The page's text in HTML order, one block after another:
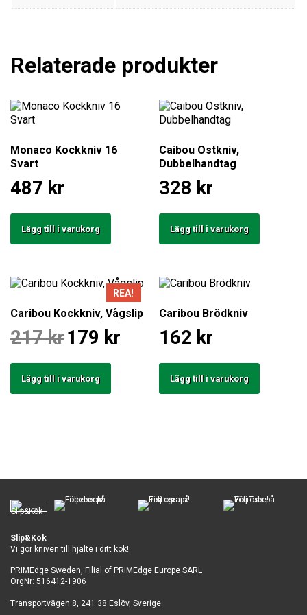
Relaterade produkter
Monaco Kockkniv 16
Svart
487 kr
Lägg till i varukorg
Caibou Ostkniv,
Dubbelhandtag
328 kr
Lägg till i varukorg
REA!
Caribou Kockkniv, Vågslip
217kr Det
ursprungliga
var:
217 kr.
179 kr
Lägg till i varukorg
Caribou Brödkniv
162 kr
Lägg till i varukorg
Slip&Kök
Vi gör kniven till hjälte i ditt kök!
PRIMEdge Sweden, Filial of PRIMEdge Europe SARL
OrgNr: 516412-1906
Transportvägen 8, 241 38 Eslöv, Sverige
att försvinna
med dig av dina
intressen och ditt
surfar ökar du
chansen att få
anpassat
erbjudanden.